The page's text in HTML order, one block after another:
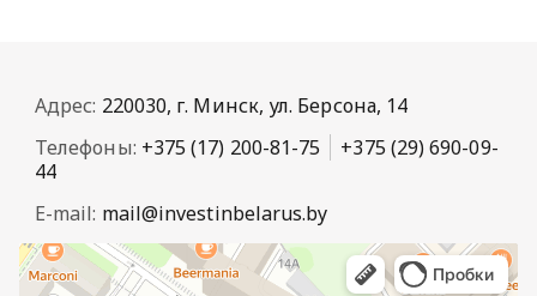
Адрес: 220030, г. Минск, ул. Берсона, 14
Телефоны: +375 (17) 200-81-75
+375 (29) 690-09-
44
E-mail: mail@investinbelarus.by